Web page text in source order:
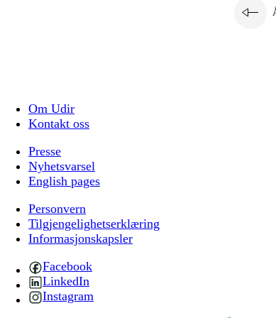
Om Udir
Kontakt oss
Presse
Nyhetsvarsel
English pages
Personvern
Tilgjengelighetserklæring
Informasjonskapsler
Facebook
LinkedIn
Instagram